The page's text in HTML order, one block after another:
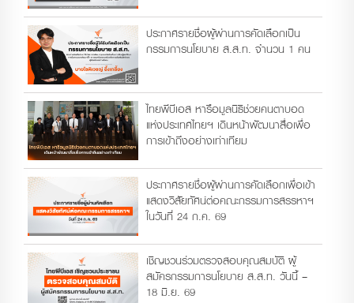
ประกาศรายชื่อผู้ผ่านการคัดเลือกเป็น
กรรมการนโยบาย ส.ส.ท. จำนวน 1 คน
ไทยพีบีเอส หารือมูลนิธิช่วยคนตาบอด
แห่งประเทศไทยฯ เดินหน้าพัฒนาสื่อเพื่อ
การเข้าถึงอย่างเท่าเทียม
ประกาศรายชื่อผู้ผ่านการคัดเลือกเพื่อเข้า
แสดงวิสัยทัศน์ต่อคณะกรรมการสรรหาฯ
ในวันที่ 24 ก.ค. 69
เชิญชวนร่วมตรวจสอบคุณสมบัติ ผู้
สมัครกรรมการนโยบาย ส.ส.ท. วันนี้ –
18 มิ.ย. 69